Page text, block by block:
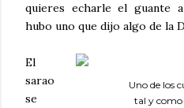
quieres echarle el guante
hubo uno que dijo algo de la
Uno de los
tal y como
El
sarao
se